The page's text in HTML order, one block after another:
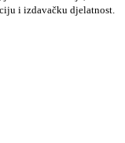
i izdavačku djelatnost.